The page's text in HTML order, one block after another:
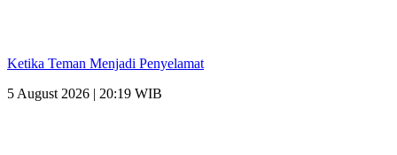
Ketika Teman Menjadi Penyelamat
5 August 2026 | 20:19 WIB